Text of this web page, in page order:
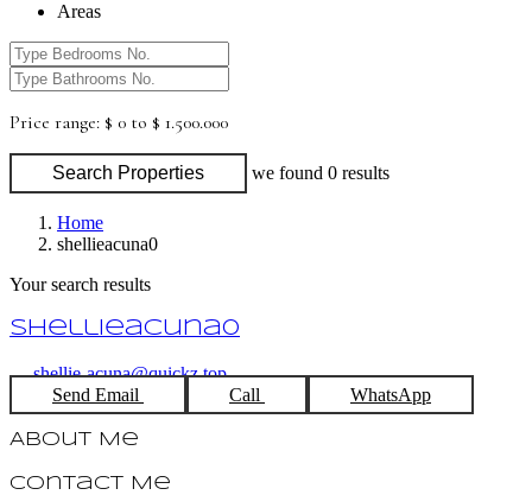
Areas
Price range: $ 0 to $ 1.500.000
Search Properties we found 0 results
Home
shellieacuna0
Your search results
shellieacuna0
shellie-acuna@quickz.top
Send Email
Call WhatsApp
About Me
Contact Me